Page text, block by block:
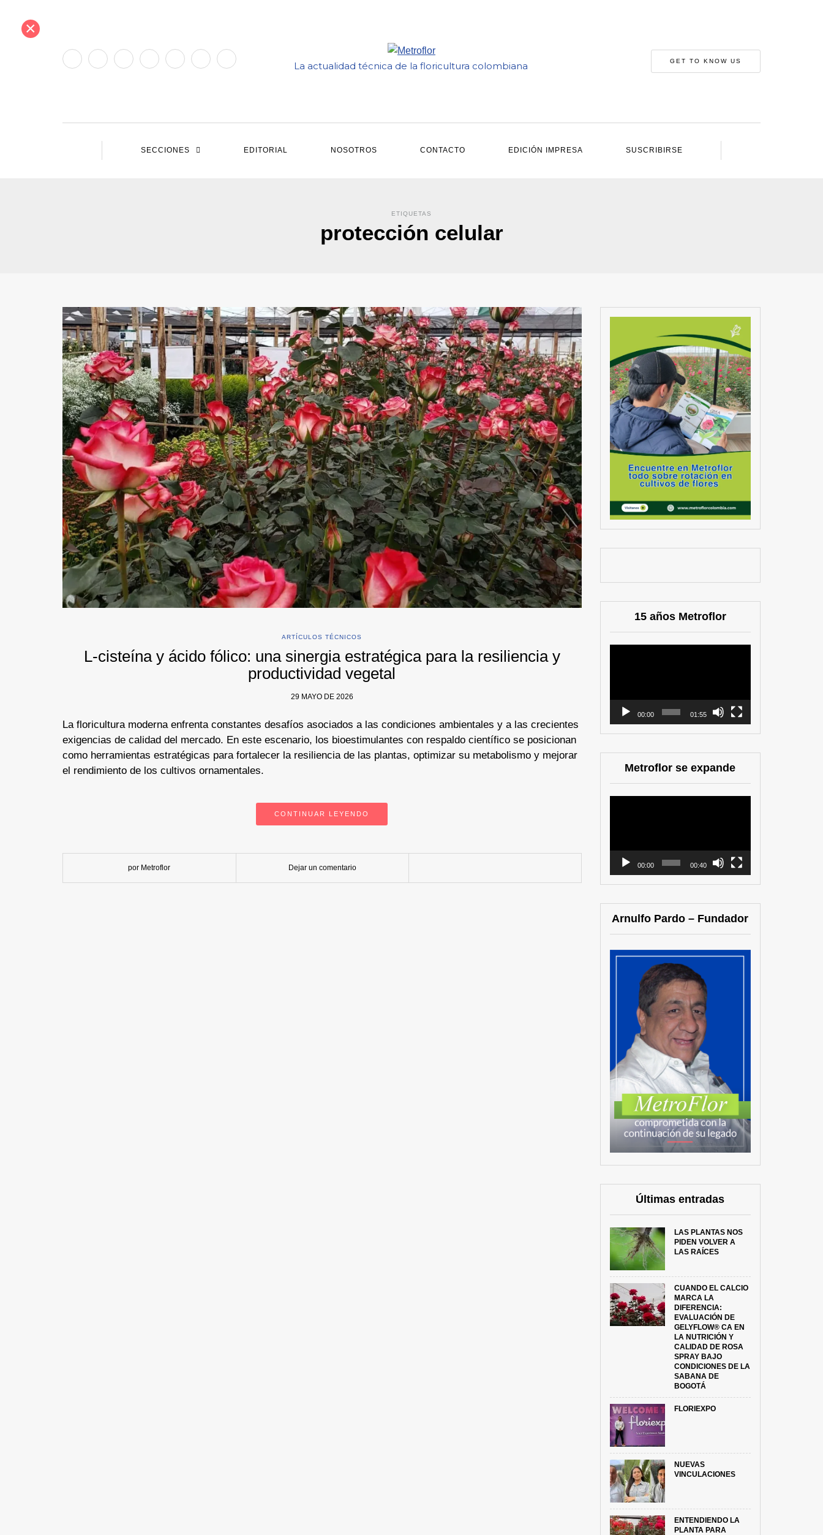
La actualidad técnica de la floricultura colombiana GET TO KNOW US
SECCIONES EDITORIAL NOSOTROS CONTACTO EDICIÓN IMPRESA SUSCRIBIRSE
ETIQUETAS
protección celular
ARTÍCULOS TÉCNICOS
L-cisteína y ácido fólico: una sinergia estratégica para la resiliencia y
productividad vegetal
29 MAYO DE 2026
La floricultura moderna enfrenta constantes desafíos asociados a las condiciones ambientales y a las crecientes
exigencias de calidad del mercado. En este escenario, los bioestimulantes con respaldo científico se posicionan
como herramientas estratégicas para fortalecer la resiliencia de las plantas, optimizar su metabolismo y mejorar
el rendimiento de los cultivos ornamentales.
CONTINUAR LEYENDO
por Metroflor Dejar un comentario
15 años Metroflor
00:00 01:55
Metroflor se expande
00:00 00:40
Arnulfo Pardo – Fundador
Últimas entradas
LAS PLANTAS NOS
PIDEN VOLVER A
LAS RAÍCES
CUANDO EL CALCIO
MARCA LA
DIFERENCIA:
EVALUACIÓN DE
GELYFLOW® CA EN
LA NUTRICIÓN Y
CALIDAD DE ROSA
SPRAY BAJO
CONDICIONES DE LA
SABANA DE
BOGOTÁ
FLORIEXPO
NUEVAS
VINCULACIONES
ENTENDIENDO LA
PLANTA PARA
×